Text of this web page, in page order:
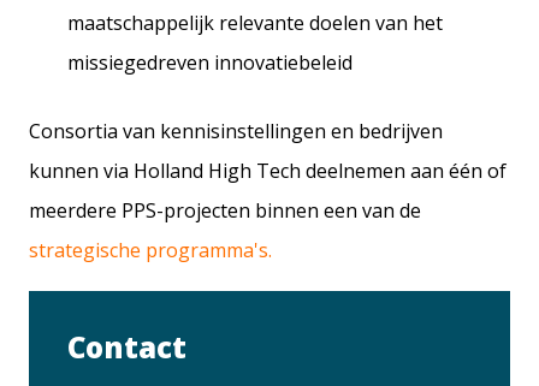
maatschappelijk relevante doelen van het
missiegedreven innovatiebeleid
Consortia van kennisinstellingen en bedrijven
kunnen via Holland High Tech deelnemen aan één of
meerdere PPS-projecten binnen een van de
strategische programma's.
Contact